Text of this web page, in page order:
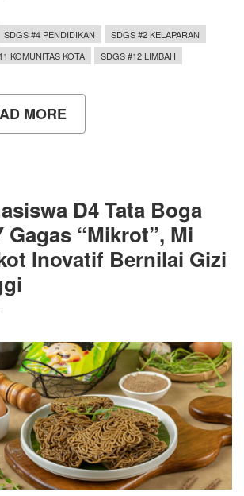
SDGS #4 PENDIDIKAN
SDGS #2 KELAPARAN
KOMUNITAS KOTA
SDGS #12 LIMBAH
MORE
MAHASISWA
BUDIDAYA
LELE
DALAM
GALON
UNTUK
PERKUAT
D4 Tata Boga
Gagas “Mikrot”, Mi
Inovatif Bernilai Gizi